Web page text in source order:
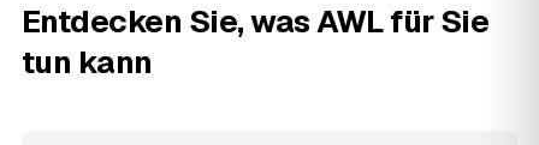
Entdecken Sie, was AWL für Sie
tun kann